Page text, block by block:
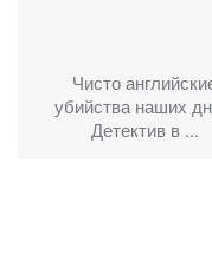
Чисто
убийства наших
Детектив в ...